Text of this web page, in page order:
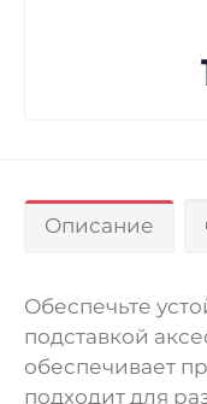
Описание
Обеспечьте
подставкой
обеспечивает
подходит для